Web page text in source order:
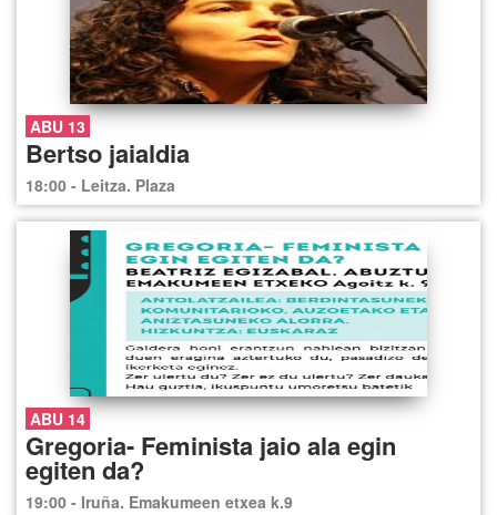
ABU 13
Bertso jaialdia
18:00 - Leitza. Plaza
ABU 14
Gregoria- Feminista jaio ala egin
egiten da?
19:00 - Iruña. Emakumeen etxea k.9